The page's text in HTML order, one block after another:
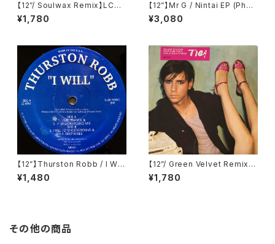
【12”/ Soulwax Remix】LCD
Soundsystem / Daft Punk I
s Playing At My House (DF
¥1,780
【12”】Mr G / Nintai EP (Phoe
nix G.) (PG077)
¥3,080
【12”】Thurston Robb / I Will
(Acacia Records) (AR021)
¥1,480
【12”/ Green Velvet Remix】
Tiga / Shoes (Different) (D
IFB 1216T)
¥1,780
その他の商品